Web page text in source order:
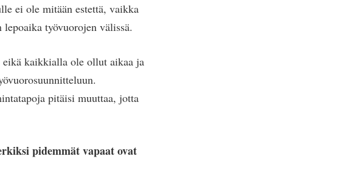
ei ole mitään estettä, vaikka
työvuorojen välissä.
kaikkialla ole ollut aikaa ja
pitäisi muuttaa, jotta
pidemmät vapaat ovat